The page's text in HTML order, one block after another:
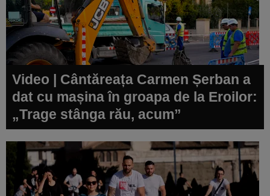
Video | Cântăreața Carmen Șerban a
dat cu mașina în groapa de la Eroilor:
„Trage stânga rău, acum”